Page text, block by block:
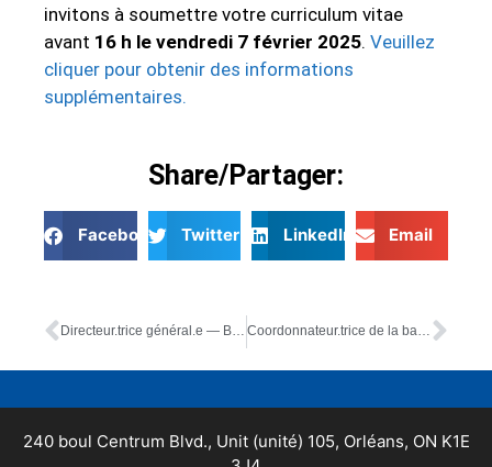
invitons à soumettre votre curriculum vitae
avant 16 h le vendredi 7 février 2025. Veuillez
cliquer pour obtenir des informations
supplémentaires.
Share/Partager:
Facebook Twitter LinkedIn Email
Directeur.trice général.e — BILINGUE – Poste comblé Coordonnateur.trice de la banque alimentaire – poste bilingue
240 boul Centrum Blvd., Unit (unité) 105, Orléans, ON K1E